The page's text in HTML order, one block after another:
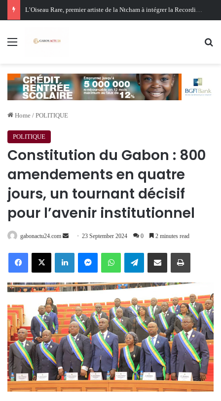
Oligui Nguema au Ghana : Libreville mise sur Accra pour renforcer sa stratégie diplomatique et économique
Menu
Home / POLITIQUE
POLITIQUE
Constitution du Gabon : 800
amendements en quatre
jours, un tournant décisif
pour l’avenir institutionnel
gabonactu24.com
Send 23 September 2024 0 2 minutes read
FacebookX LinkedInMessengerWhatsAppTelegramShare via Email Print